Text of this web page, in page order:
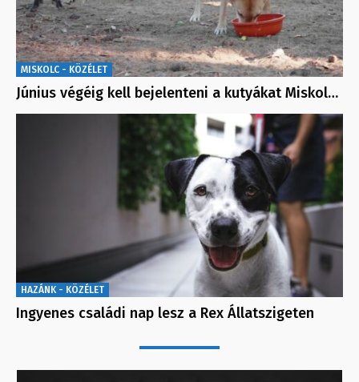
MISKOLC - KÖZÉLET
Június végéig kell bejelenteni a kutyákat Miskol…
HAZÁNK - KÖZÉLET
Ingyenes családi nap lesz a Rex Állatszigeten